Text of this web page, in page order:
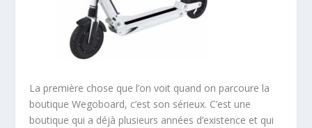
La première chose que l’on voit quand on parcoure la
boutique Wegoboard, c’est son sérieux. C’est une
boutique qui a déjà plusieurs années d’existence et qui